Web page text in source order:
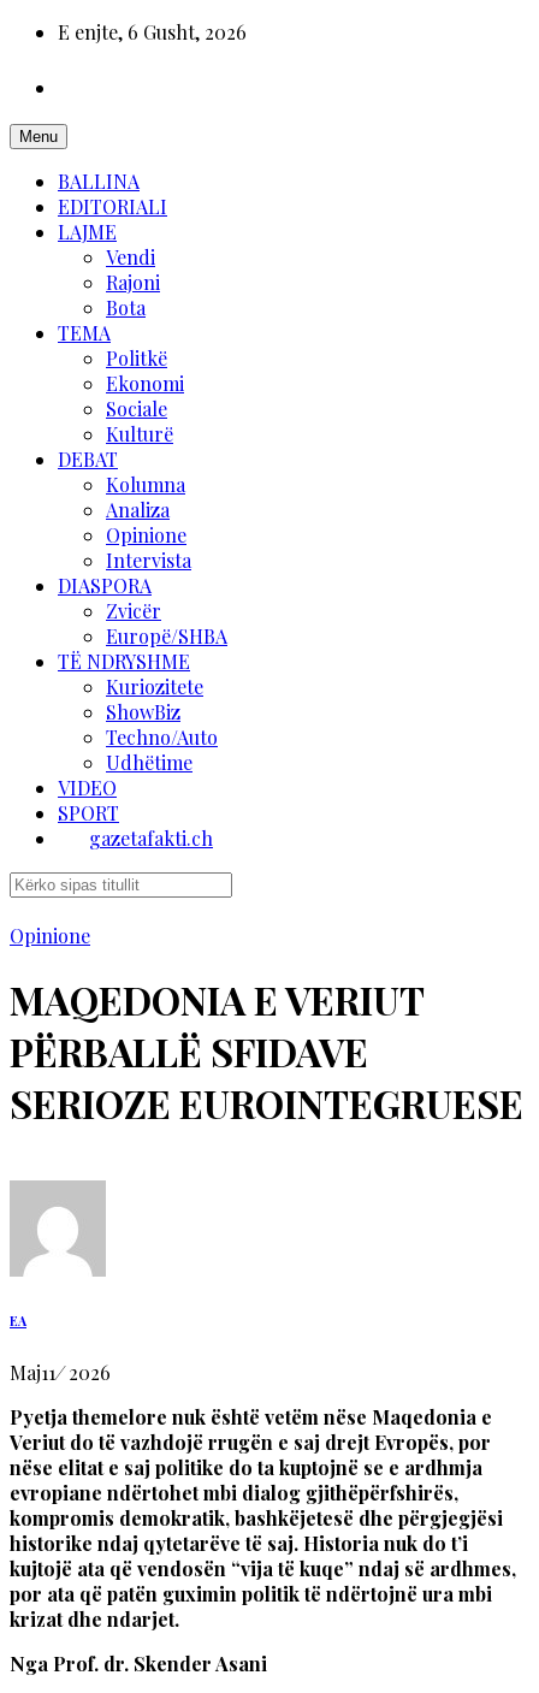
E enjte, 6 Gusht, 2026
Menu
BALLINA
EDITORIALI
LAJME
Vendi
Rajoni
Bota
TEMA
Politkë
Ekonomi
Sociale
Kulturë
DEBAT
Kolumna
Analiza
Opinione
Intervista
DIASPORA
Zvicër
Europë/SHBA
TË NDRYSHME
Kuriozitete
ShowBiz
Techno/Auto
Udhëtime
VIDEO
SPORT
gazetafakti.ch
Opinione
MAQEDONIA E VERIUT
PËRBALLË SFIDAVE
SERIOZE EUROINTEGRUESE
EA
Maj11/2026
Pyetja themelore nuk është vetëm nëse Maqedonia e
Veriut do të vazhdojë rrugën e saj drejt Evropës, por
nëse elitat e saj politike do ta kuptojnë se e ardhmja
evropiane ndërtohet mbi dialog gjithëpërfshirës,
kompromis demokratik, bashkëjetesë dhe përgjegjësi
historike ndaj qytetarëve të saj. Historia nuk do t’i
kujtojë ata që vendosën “vija të kuqe” ndaj së ardhmes,
por ata që patën guximin politik të ndërtojnë ura mbi
krizat dhe ndarjet.
Nga Prof. dr. Skender Asani